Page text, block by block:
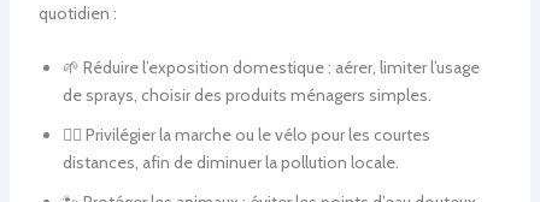
quotidien :
🌱 Réduire l’exposition domestique : aérer, limiter l’usage
de sprays, choisir des produits ménagers simples.
🚶‍♀️ Privilégier la marche ou le vélo pour les courtes
distances, afin de diminuer la pollution locale.